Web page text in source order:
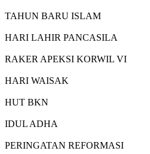
TAHUN BARU ISLAM
HARI LAHIR PANCASILA
RAKER APEKSI KORWIL VI
HARI WAISAK
HUT BKN
IDUL ADHA
PERINGATAN REFORMASI